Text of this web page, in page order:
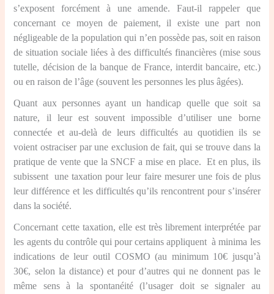
s’exposent forcément à une amende. Faut-il rappeler que
concernant ce moyen de paiement, il existe une part non
négligeable de la population qui n’en possède pas, soit en raison
de situation sociale liées à des difficultés financières (mise sous
tutelle, décision de la banque de France, interdit bancaire, etc.)
ou en raison de l’âge (souvent les personnes les plus âgées).
Quant aux personnes ayant un handicap quelle que soit sa
nature, il leur est souvent impossible d’utiliser une borne
connectée et au-delà de leurs difficultés au quotidien ils se
voient ostraciser par une exclusion de fait, qui se trouve dans la
pratique de vente que la SNCF a mise en place. Et en plus, ils
subissent une taxation pour leur faire mesurer une fois de plus
leur différence et les difficultés qu’ils rencontrent pour s’insérer
dans la société.
Concernant cette taxation, elle est très librement interprétée par
les agents du contrôle qui pour certains appliquent à minima les
indications de leur outil COSMO (au minimum 10€ jusqu’à
30€, selon la distance) et pour d’autres qui ne donnent pas le
même sens à la spontanéité (l’usager doit se signaler au